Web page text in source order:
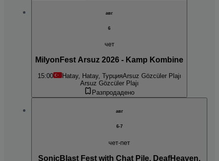
авг
6
чет
MilyonFest Arsuz 2026 - Kamp Kombine
15:00 Hatay, Hatay, ТурцияArsuz Gözcüler Plajı
Arsuz Gözcüler Plajı
Разпродадено
авг
6-7
чет-пет
SonicBlast Fest with Chat Pile, DeafHeaven,